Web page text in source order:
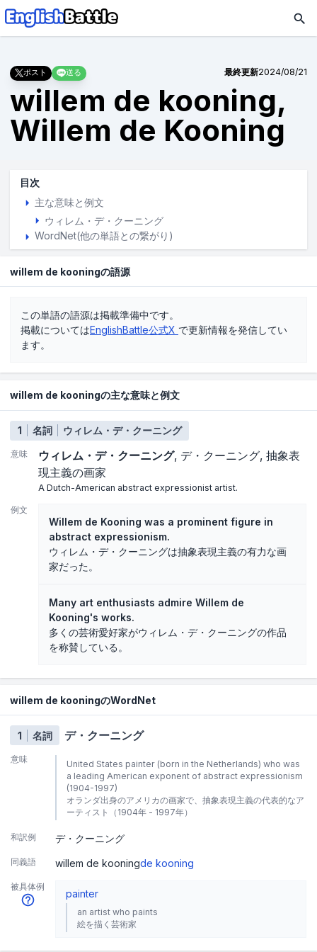
ポスト 送る 最終更新2024/08/21
willem de kooning,
Willem de Kooning
目次
主な意味と例文
ウィレム・デ・クーニング
WordNet(他の単語との繋がり)
willem de kooningの語源
この単語の語源は掲載準備中です。
掲載についてはEnglishBattle公式X で更新情報を発信してい
ます。
willem de kooningの主な意味と例文
1 名詞 ウィレム・デ・クーニング
意味 ウィレム・デ・クーニング デ・クーニング 抽象表
現主義の画家
A Dutch-American abstract expressionist artist.
例文
Willem de Kooning was a prominent figure in
abstract expressionism.
ウィレム・デ・クーニングは抽象表現主義の有力な画
家だった。
Many art enthusiasts admire Willem de
Kooning's works.
多くの芸術愛好家がウィレム・デ・クーニングの作品
を称賛している。
willem de kooningのWordNet
1 名詞 デ・クーニング
意味
United States painter (born in the Netherlands) who was
a leading American exponent of abstract expressionism
(1904-1997)
オランダ出身のアメリカの画家で、抽象表現主義の代表的なア
ーティスト（1904年 - 1997年）
和訳例 デ・クーニング
同義語 willem de kooningde kooning
被具体例
painter
an artist who paints
絵を描く芸術家